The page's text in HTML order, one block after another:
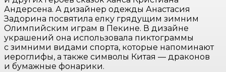
Андерсена. А дизайнер одежды Анастасия
Задорина посвятила елку грядущим зимним
Олимпийским играм в Пекине. В дизайне
украшений она использовала пиктограммы
с зимними видами спорта, которые напоминают
иероглифы, а также символы Китая — драконов
и бумажные фонарики.